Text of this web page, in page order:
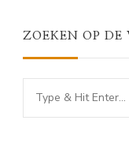
ZOEKEN OP DE
Looking
for